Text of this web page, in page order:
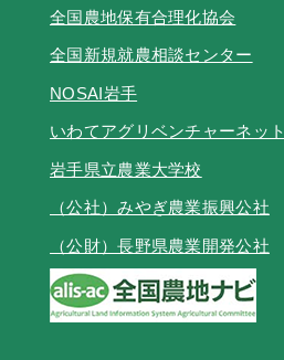
全国農地保有合理化協会
全国新規就農相談センター
NOSAI岩手
いわてアグリベンチャーネット
岩手県立農業大学校
（公社）みやぎ農業振興公社
（公財）長野県農業開発公社